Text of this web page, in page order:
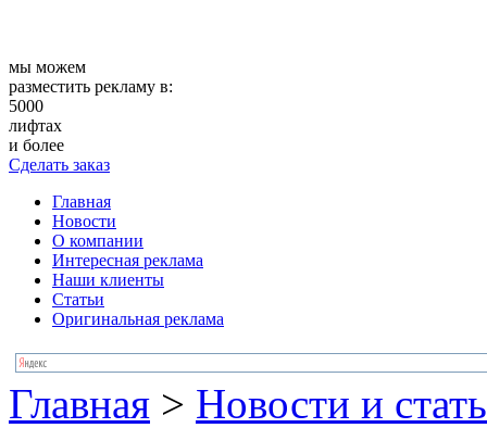
мы можем
разместить рекламу в:
5000
лифтах
и более
Сделать заказ
Главная
Новости
О компании
Интересная реклама
Наши клиенты
Статьи
Оригинальная реклама
Главная > Новости и